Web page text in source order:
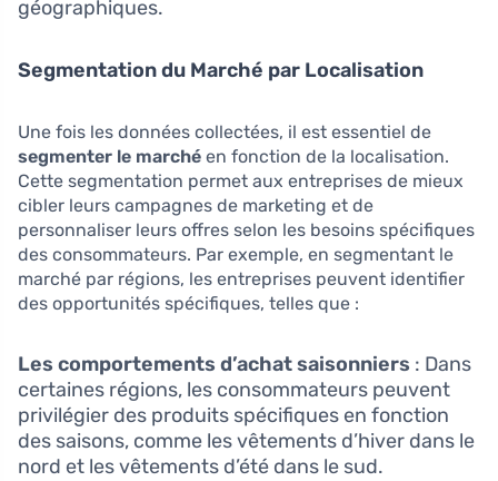
géographiques.
Segmentation du Marché par Localisation
Une fois les données collectées, il est essentiel de
segmenter le marché en fonction de la localisation.
Cette segmentation permet aux entreprises de mieux
cibler leurs campagnes de marketing et de
personnaliser leurs offres selon les besoins spécifiques
des consommateurs. Par exemple, en segmentant le
marché par régions, les entreprises peuvent identifier
des opportunités spécifiques, telles que :
Les comportements d’achat saisonniers : Dans
certaines régions, les consommateurs peuvent
privilégier des produits spécifiques en fonction
des saisons, comme les vêtements d’hiver dans le
nord et les vêtements d’été dans le sud.